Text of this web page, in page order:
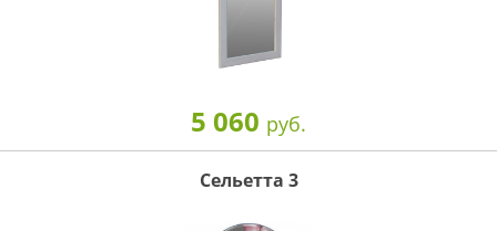
5 060 руб.
Сельетта 3